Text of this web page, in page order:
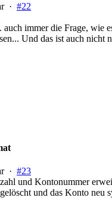
· #22
immer die Frage, wie
Und das ist auch nicht
· #23
und Kontonummer
und das Konto